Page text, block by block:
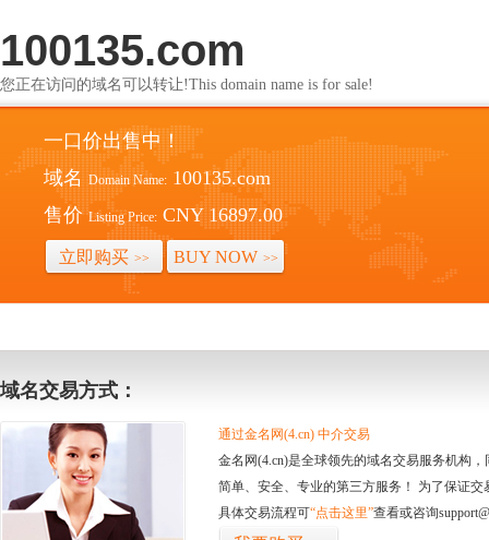
100135.com
您正在访问的域名可以转让!This domain name is for sale!
一口价出售中！
域名 Domain Name: 100135.com
售价 Listing Price: CNY 16897.00
立即购买 >> BUY NOW >>
域名交易方式：
通过金名网(4.cn) 中介交易
金名网(4.cn)是全球领先的域名交易服务机构
简单、安全、专业的第三方服务！ 为了保证
具体交易流程可“点击这里”查看或咨询